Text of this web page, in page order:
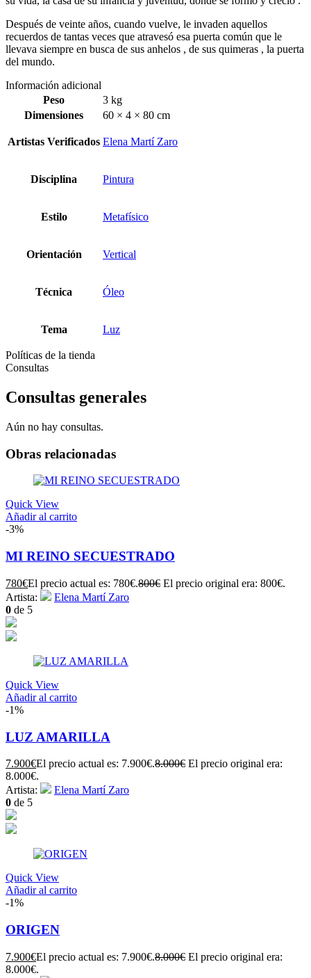
Después de veinte años, cuando vuelve, le invaden aquellos
recuerdos de tantas veces que atravesó esa puerta común que le
llevava siempre en busca de sus anhelos , de sus quimeras , la puerta
del mundo.
Información adicional
Peso
3 kg
Dimensiones
60 × 4 × 80 cm
Artistas Verificados Elena Martí Zaro
Disciplina Pintura
Estilo Metafísico
Orientación Vertical
Técnica Óleo
Tema Luz
Políticas de la tienda
Consultas
Consultas generales
Aún no hay consultas.
Obras relacionadas
Quick View
Añadir al carrito
-3%
MI REINO SECUESTRADO
780€El precio actual es: 780€.800€ El precio original era: 800€.
Artista:
Elena Martí Zaro
0 de 5
Quick View
Añadir al carrito
-1%
LUZ AMARILLA
7.900€El precio actual es: 7.900€.8.000€ El precio original era:
8.000€.
Artista:
Elena Martí Zaro
0 de 5
Quick View
Añadir al carrito
-1%
ORIGEN
7.900€El precio actual es: 7.900€.8.000€ El precio original era:
8.000€.